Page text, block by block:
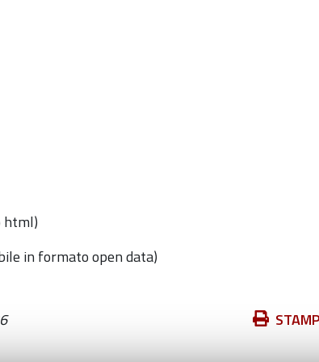
html)
in formato open data)
Azioni